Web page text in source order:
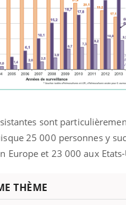
sont
25 000 personnes y
Europe et 23 000 aux
THÈME